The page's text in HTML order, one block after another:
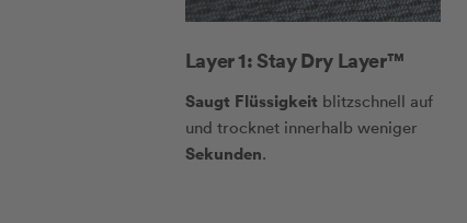
Layer 1: Stay Dry Layer™
Saugt Flüssigkeit blitzschnell auf
und trocknet innerhalb weniger
Sekunden.